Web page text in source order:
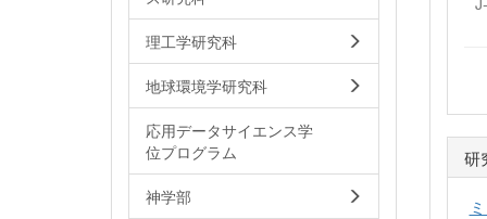
研
理工学研究科
地球環境学研究科
応用データサイエンス学
位プログラム
神学部